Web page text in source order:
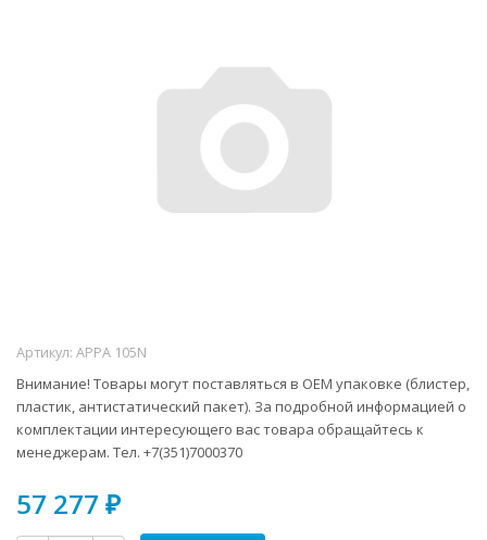
Артикул: APPA 105N
Внимание! Товары могут поставляться в ОЕМ упаковке (блистер,
пластик, антистатический пакет). За подробной информацией о
комплектации интересующего вас товара обращайтесь к
менеджерам. Тел. +7(351)7000370
57 277 ₽